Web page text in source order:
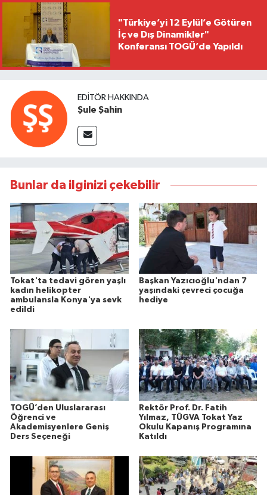
"Türkiye’yi 12 Eylül’e Götüren
İç ve Dış Dinamikler"
Konferansı TOGÜ’de Yapıldı
EDITÖR HAKKINDA
Şule Şahin
Bunlar da ilginizi çekebilir
Tokat'ta tedavi gören yaşlı
kadın helikopter
ambulansla Konya'ya sevk
edildi
Başkan Yazıcıoğlu'ndan 7
yaşındaki çevreci çocuğa
hediye
TOGÜ’den Uluslararası
Öğrenci ve
Akademisyenlere Geniş
Ders Seçeneği
Rektör Prof. Dr. Fatih
Yılmaz, TÜGVA Tokat Yaz
Okulu Kapanış Programına
Katıldı